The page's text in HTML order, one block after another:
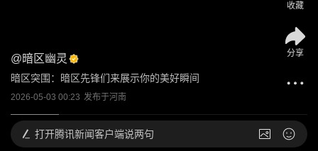
@暗区幽灵
暗区突围：暗区先锋们来展示你的美好瞬间
2026-05-03 00:23 发布于河南
收藏
分享
打开腾讯新闻客户端说两句